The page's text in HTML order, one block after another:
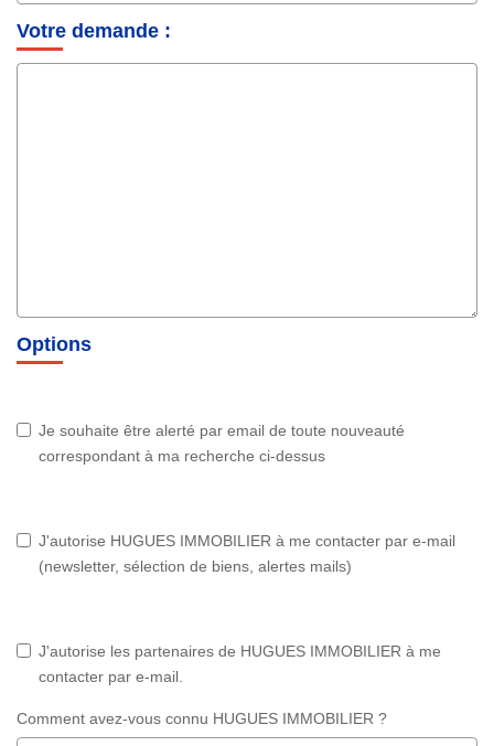
Votre demande :
Options
Je souhaite être alerté par email de toute nouveauté
correspondant à ma recherche ci-dessus
J'autorise HUGUES IMMOBILIER à me contacter par e-mail
(newsletter, sélection de biens, alertes mails)
J'autorise les partenaires de HUGUES IMMOBILIER à me
contacter par e-mail.
Comment avez-vous connu HUGUES IMMOBILIER ?